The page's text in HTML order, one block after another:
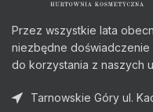
Przez wszystkie lata
niezbędne doświadczenie
do korzystania z naszych
Tarnowskie Góry ul.